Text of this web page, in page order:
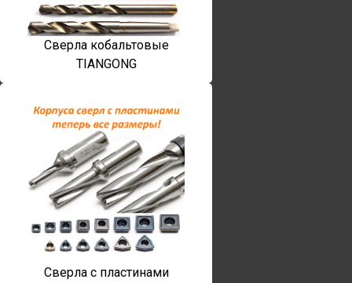
Сверла кобальтовые
TIANGONG
Сверла с пластинами